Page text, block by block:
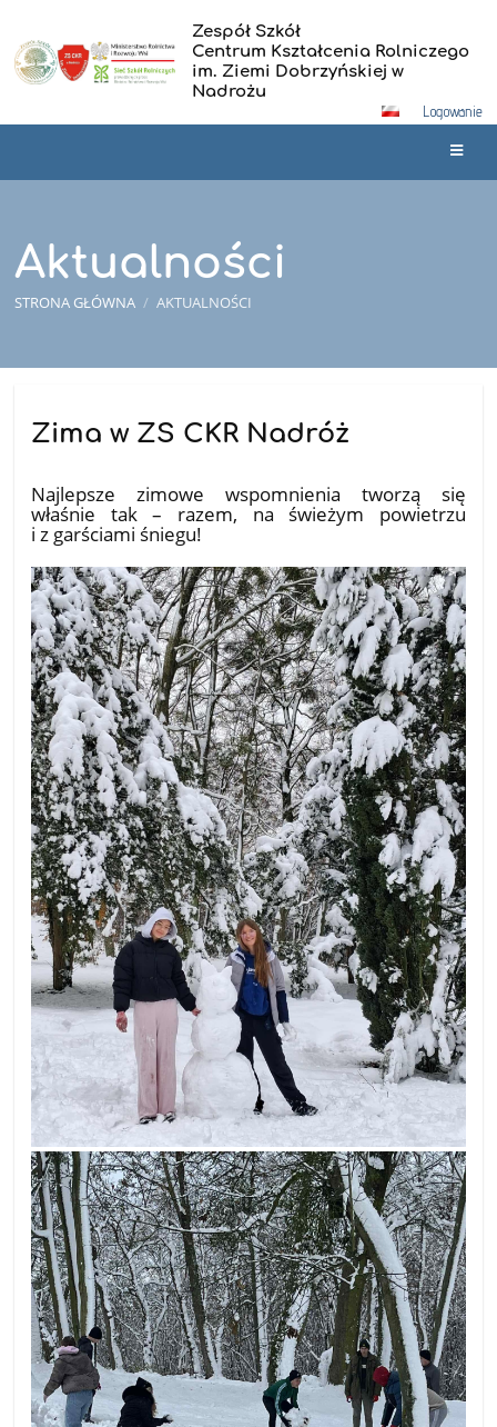
Zespół Szkół
Centrum Kształcenia Rolniczego
im. Ziemi Dobrzyńskiej w
Nadrożu
Logowanie
Aktualności
STRONA GŁÓWNA / AKTUALNOŚCI
Zima w ZS CKR Nadróż
Najlepsze zimowe wspomnienia tworzą się
właśnie tak – razem, na świeżym powietrzu
i z garściami śniegu!